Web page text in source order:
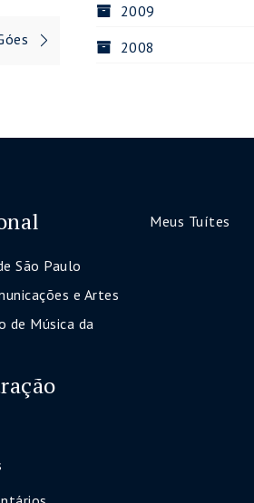
2009
2008
São Paulo
e Artes
de Música da
Meus Tuítes